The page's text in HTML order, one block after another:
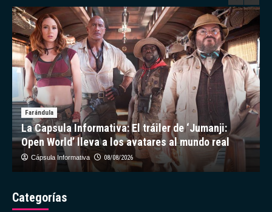
Premios
Juventud
Farándula
La Capsula Informativa: El tráiler de ‘Jumanji:
Open World’ lleva a los avatares al mundo real
Cápsula Informativa 08/08/2026
Categorías